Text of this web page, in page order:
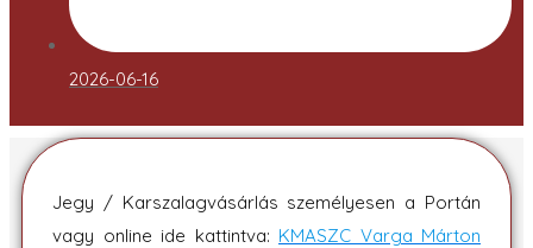
2026-06-16
Jegy / Karszalagvásárlás személyesen a Portán
vagy online ide kattintva: KMASZC Varga Márton